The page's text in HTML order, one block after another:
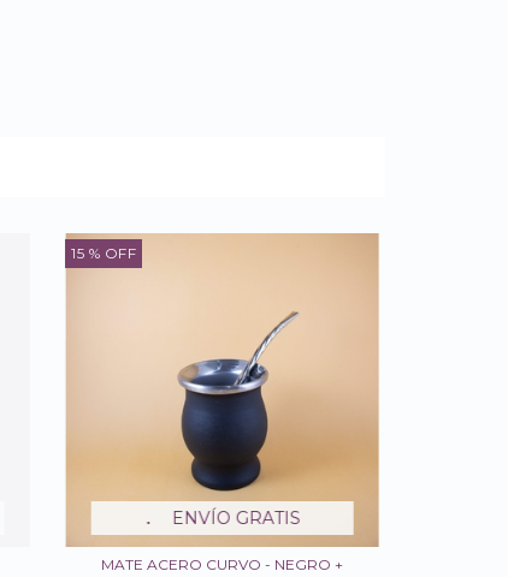
15 % OFF
ENVÍO GRATIS
MATE ACERO CURVO - NEGRO +